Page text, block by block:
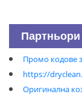
Партньори
Промо кодове
https://
Оригинална